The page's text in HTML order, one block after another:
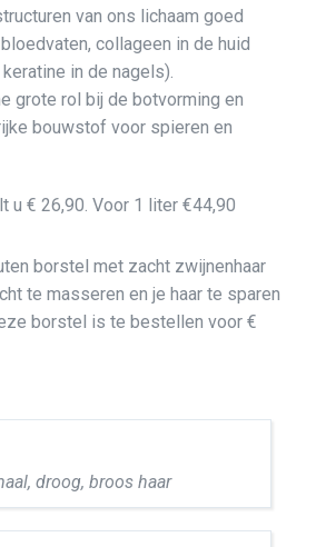
van ons lichaam goed
collageen in de huid
in de nagels).
grote rol bij de botvorming en
bouwstof voor spieren en
u € 26,90. Voor 1 liter €44,90
borstel met zacht zwijnenhaar
te masseren en je haar te sparen
borstel is te bestellen voor €
droog, broos haar